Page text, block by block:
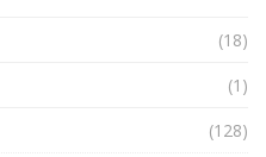
(18)
(1)
(128)